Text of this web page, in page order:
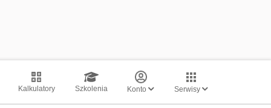
Kalkulatory Szkolenia Konto Serwisy